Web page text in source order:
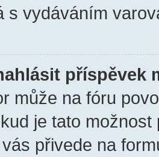
s vydáváním
příspěvek
může na fóru
je tato
přivede na